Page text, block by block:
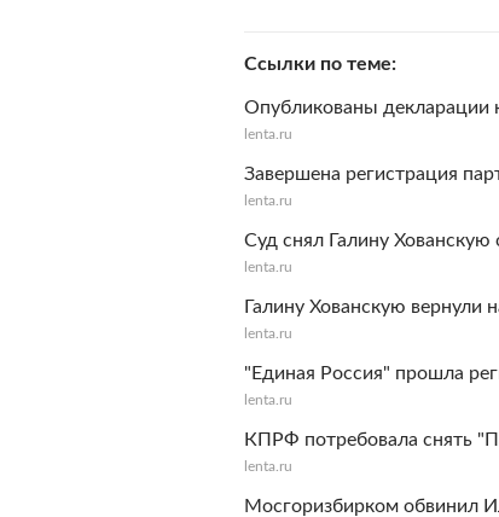
Ссылки по теме
Опубликованы декларации
lenta.ru
Завершена регистрация
lenta.ru
Суд снял Галину
lenta.ru
Галину Хованскую
lenta.ru
"Единая Россия" прошла
lenta.ru
КПРФ потребовала снять
lenta.ru
Мосгоризбирком обвинил